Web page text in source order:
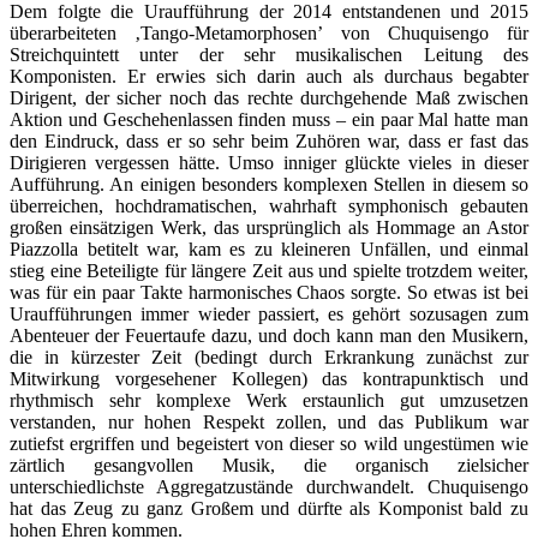
Dem folgte die Uraufführung der 2014 entstandenen und 2015
überarbeiteten ‚Tango-Metamorphosen’ von Chuquisengo für
Streichquintett unter der sehr musikalischen Leitung des
Komponisten. Er erwies sich darin auch als durchaus begabter
Dirigent, der sicher noch das rechte durchgehende Maß zwischen
Aktion und Geschehenlassen finden muss – ein paar Mal hatte man
den Eindruck, dass er so sehr beim Zuhören war, dass er fast das
Dirigieren vergessen hätte. Umso inniger glückte vieles in dieser
Aufführung. An einigen besonders komplexen Stellen in diesem so
überreichen, hochdramatischen, wahrhaft symphonisch gebauten
großen einsätzigen Werk, das ursprünglich als Hommage an Astor
Piazzolla betitelt war, kam es zu kleineren Unfällen, und einmal
stieg eine Beteiligte für längere Zeit aus und spielte trotzdem weiter,
was für ein paar Takte harmonisches Chaos sorgte. So etwas ist bei
Uraufführungen immer wieder passiert, es gehört sozusagen zum
Abenteuer der Feuertaufe dazu, und doch kann man den Musikern,
die in kürzester Zeit (bedingt durch Erkrankung zunächst zur
Mitwirkung vorgesehener Kollegen) das kontrapunktisch und
rhythmisch sehr komplexe Werk erstaunlich gut umzusetzen
verstanden, nur hohen Respekt zollen, und das Publikum war
zutiefst ergriffen und begeistert von dieser so wild ungestümen wie
zärtlich gesangvollen Musik, die organisch zielsicher
unterschiedlichste Aggregatzustände durchwandelt. Chuquisengo
hat das Zeug zu ganz Großem und dürfte als Komponist bald zu
hohen Ehren kommen.